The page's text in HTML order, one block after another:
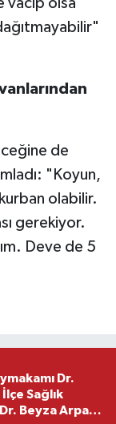
de
"Koyun,
olabilir.
gerekiyor.
Deve de 5
Dr.
Sağlık
Beyza Arpacı